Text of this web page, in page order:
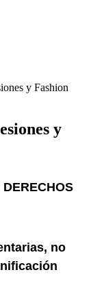
y Fashion
y
no